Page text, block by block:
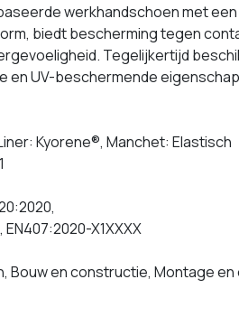
werkhandschoen met
biedt bescherming tegen
Tegelijkertijd
UV-beschermende
Kyorene®, Manchet: Elastisch
EN407:2020-X1XXXX
Bouw en constructie, Montage en